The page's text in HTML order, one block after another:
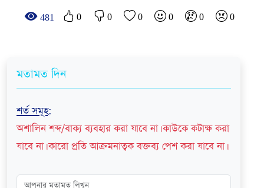
481 0 0 0 0 0 0
মতামত দিন
শর্ত সমূহ:
অশালিন শব্দ/বাক্য ব্যবহার করা যাবে না। কাউকে কটাক্ষ করা
যাবে না। কারো প্রতি আক্রমনাত্বক বক্তব্য পেশ করা যাবে না।